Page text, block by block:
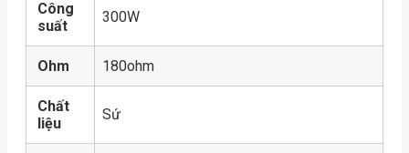
Công
suất
300W
Ohm 180ohm
Chất
liệu
Sứ